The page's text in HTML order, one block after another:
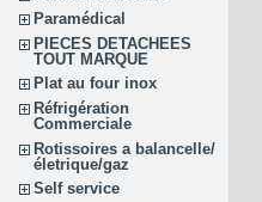
Paramédical
PIECES DETACHEES
TOUT MARQUE
Plat au four inox
Réfrigération
Commerciale
Rotissoires a balancelle/
életrique/gaz
Self service